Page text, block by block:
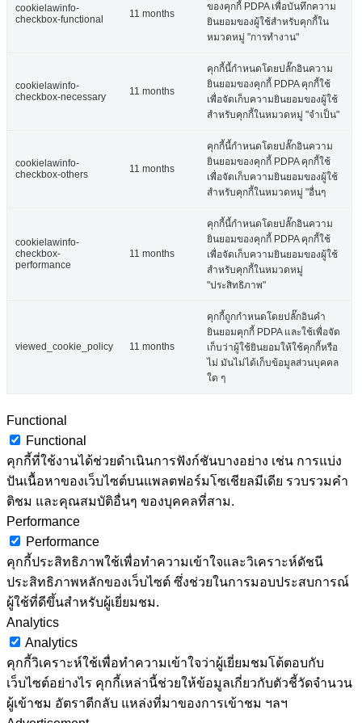
cookielawinfo-
checkbox-functional
11 months
ของคุกกี้ PDPA เพื่อบันทึกความ
ยินยอมของผู้ใช้สำหรับคุกกี้ใน
หมวดหมู่ "การทำงาน"
cookielawinfo-
checkbox-necessary
11 months
คุกกี้นี้กำหนดโดยปลั๊กอินความ
ยินยอมของคุกกี้ PDPA คุกกี้ใช้
เพื่อจัดเก็บความยินยอมของผู้ใช้
สำหรับคุกกี้ในหมวดหมู่ "จำเป็น"
cookielawinfo-
checkbox-others
11 months
คุกกี้นี้กำหนดโดยปลั๊กอินความ
ยินยอมของคุกกี้ PDPA คุกกี้ใช้
เพื่อจัดเก็บความยินยอมของผู้ใช้
สำหรับคุกกี้ในหมวดหมู่ "อื่นๆ
cookielawinfo-
checkbox-
performance
11 months
คุกกี้นี้กำหนดโดยปลั๊กอินความ
ยินยอมของคุกกี้ PDPA คุกกี้ใช้
เพื่อจัดเก็บความยินยอมของผู้ใช้
สำหรับคุกกี้ในหมวดหมู่
"ประสิทธิภาพ"
viewed_cookie_policy 11 months
คุกกี้ถูกกำหนดโดยปลั๊กอินคำ
ยินยอมคุกกี้ PDPA และใช้เพื่อจัด
เก็บว่าผู้ใช้ยินยอมให้ใช้คุกกี้หรือ
ไม่ มันไม่ได้เก็บข้อมูลส่วนบุคคล
ใด ๆ
Functional
Functional
คุกกี้ที่ใช้งานได้ช่วยดำเนินการฟังก์ชันบางอย่าง เช่น การแบ่ง
ปันเนื้อหาของเว็บไซต์บนแพลตฟอร์มโซเชียลมีเดีย รวบรวมคำ
ติชม และคุณสมบัติอื่นๆ ของบุคคลที่สาม.
Performance
Performance
คุกกี้ประสิทธิภาพใช้เพื่อทำความเข้าใจและวิเคราะห์ดัชนี
ประสิทธิภาพหลักของเว็บไซต์ ซึ่งช่วยในการมอบประสบการณ์
ผู้ใช้ที่ดีขึ้นสำหรับผู้เยี่ยมชม.
Analytics
Analytics
คุกกี้วิเคราะห์ใช้เพื่อทำความเข้าใจว่าผู้เยี่ยมชมโต้ตอบกับ
เว็บไซต์อย่างไร คุกกี้เหล่านี้ช่วยให้ข้อมูลเกี่ยวกับตัวชี้วัดจำนวน
ผู้เข้าชม อัตราตีกลับ แหล่งที่มาของการเข้าชม ฯลฯ